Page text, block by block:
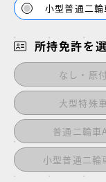
小型普通二
所持免許を
なし・原付
大型特殊車
普通二輪車
小型普通二輪